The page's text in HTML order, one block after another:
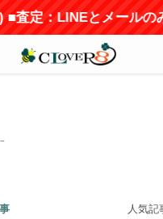
査定：LINEとメールの
人気記